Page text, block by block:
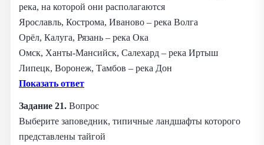
река, на которой они располагаются
Ярославль, Кострома, Иваново – река Волга
Орёл, Калуга, Рязань – река Ока
Омск, Ханты-Мансийск, Салехард – река Иртыш
Липецк, Воронеж, Тамбов – река Дон
Показать ответ
Задание 21. Вопрос
Выберите заповедник, типичные ландшафты которого
представлены тайгой